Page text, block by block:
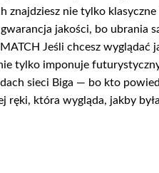
znajdziesz nie tylko
jakości, bo ubrania
Jeśli chcesz
tylko imponuje
sieci Biga — bo kto
ręki, która wygląda, jakby